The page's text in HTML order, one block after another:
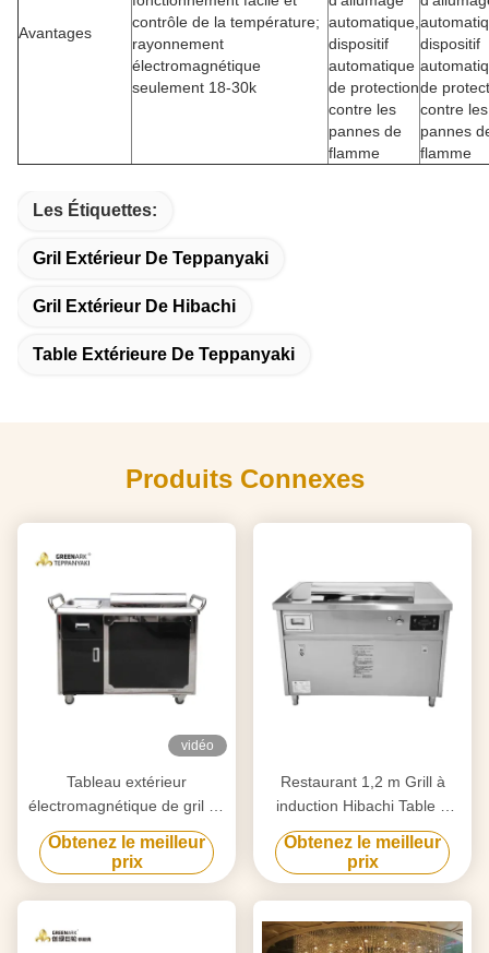
Avantages
contrôle de la température;
rayonnement
électromagnétique
seulement 18-30k
automatique,
dispositif
automatique
de protection
contre les
pannes de
flamme
dispositif
de
contre les
pannes
flamme
Les Étiquettes:
Gril Extérieur De Teppanyaki
Gril Extérieur De Hibachi
Table Extérieure De Teppanyaki
Produits Connexes
vidéo
Tableau extérieur
électromagnétique de gril de
Hibachi de rectangle pour le
boeuf/mouton
Obtenez le meilleur
prix
Restaurant 1,2 m Grill à
induction Hibachi Table à
griller Teppanyaki
Obtenez le meilleur
prix